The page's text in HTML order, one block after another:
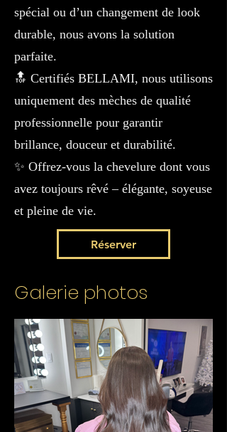
spécial ou d’un changement de look
durable, nous avons la solution
parfaite.
🔝 Certifiés BELLAMI, nous utilisons
uniquement des mèches de qualité
professionnelle pour garantir
brillance, douceur et durabilité.
✨ Offrez-vous la chevelure dont vous
avez toujours rêvé – élégante, soyeuse
et pleine de vie.
Réserver
Galerie photos